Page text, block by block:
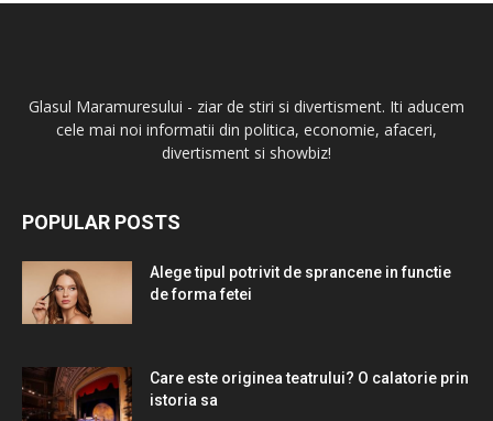
Glasul Maramuresului - ziar de stiri si divertisment. Iti aducem
cele mai noi informatii din politica, economie, afaceri,
divertisment si showbiz!
POPULAR POSTS
Alege tipul potrivit de sprancene in functie
de forma fetei
Care este originea teatrului? O calatorie prin
istoria sa